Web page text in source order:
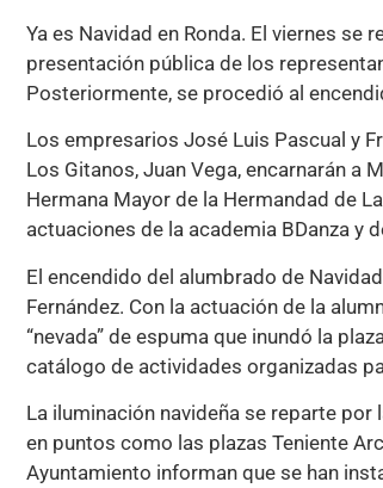
Ya es Navidad en Ronda. El viernes se
presentación pública de los
Posteriormente, se procedió al
Los empresarios José Luis Pascual y
Los Gitanos, Juan Vega, encarnarán a
Hermana Mayor de la Hermandad de
actuaciones de la academia BDanza y
El encendido del alumbrado de
Fernández. Con la actuación de la
“nevada” de espuma que inundó la
catálogo de actividades organizadas
La iluminación navideña se reparte
en puntos como las plazas Teniente
Ayuntamiento informan que se han